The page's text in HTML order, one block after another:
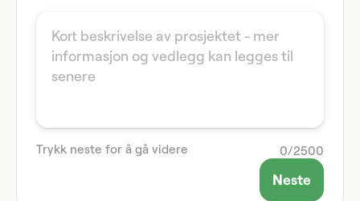
0/2500
Trykk neste for å gå videre
Neste